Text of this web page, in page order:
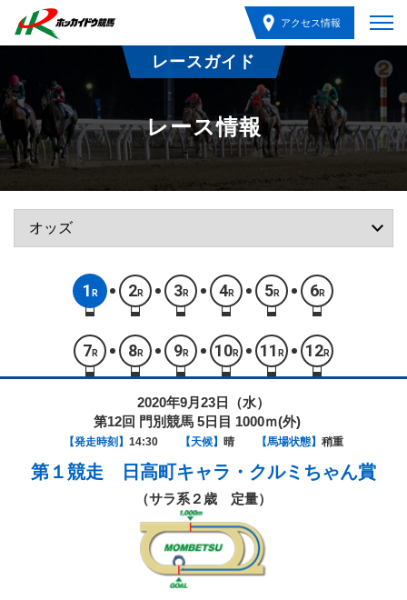
アクセス情報
レースガイド
レース情報
1 R 2R 3R 4R 5R 6R
7 R 8R 9R 10R 11 R 12R
2020年9月23日（水）
第12回 門別競馬 5日目 1000ｍ(外)
【発走時刻】 14:30 【天候】 晴 【馬場状態】 稍重
第１競走 日高町キャラ・クルミちゃん賞
（サラ系２歳 定量）